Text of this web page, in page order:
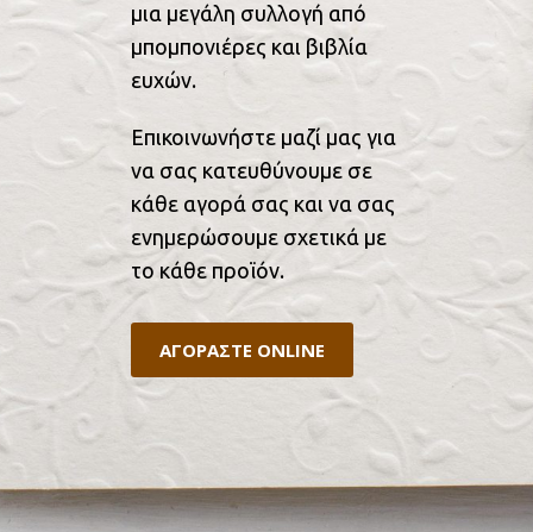
μια μεγάλη συλλογή από
μπομπονιέρες και βιβλία
ευχών.
Επικοινωνήστε μαζί μας για
να σας κατευθύνουμε σε
κάθε αγορά σας και να σας
ενημερώσουμε σχετικά με
το κάθε προϊόν.
ΑΓΟΡΑΣΤΕ ONLINE